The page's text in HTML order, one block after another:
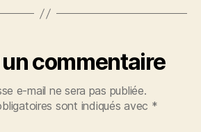
commentaire
e-mail ne sera pas publiée.
sont indiqués avec *